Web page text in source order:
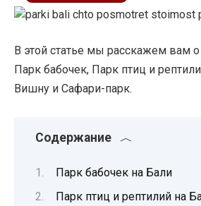
В этой статье мы расскажем вам
Парк бабочек, Парк птиц и
Вишну и Сафари-парк.
Содержание
Парк бабочек на Бали
Парк птиц и рептилий на